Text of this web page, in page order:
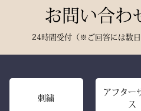
どの軽やかさを兼ね備え、
手にした瞬間、ふわりと温
もりを感じる風格ある仕上
がりです。
また、日本製の高精度アイ
ロン技術と熟練の縫製によ
お問い合わ
24時間受付（※ご回答には数日
刺繍
アフター
ス